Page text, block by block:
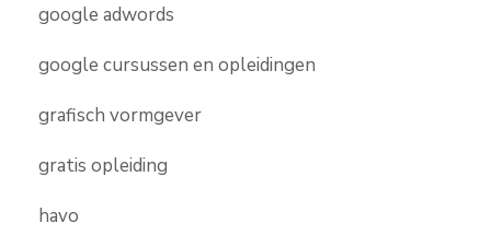
google adwords
google cursussen en opleidingen
grafisch vormgever
gratis opleiding
havo